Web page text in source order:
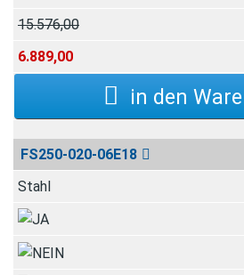
15.576,00
6.889,00
FS250-020-06E18
Stahl